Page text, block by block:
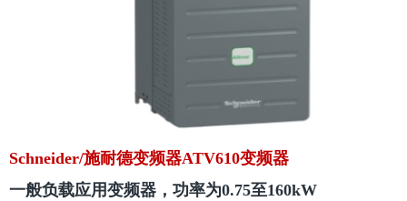
Schneider/施耐德变频器ATV610变频器
一般负载应用变频器，功率为0.75至160kW